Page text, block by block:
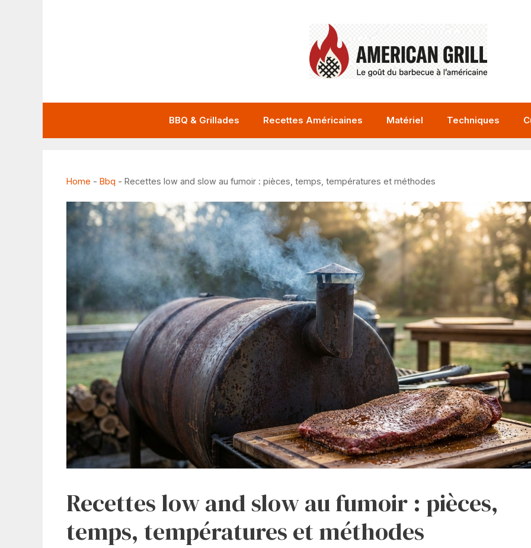
BBQ & Grillades Recettes Américaines Matériel Techniques
Home - Bbq - Recettes low and slow au fumoir : pièces, temps, températures et méthodes
Recettes low and slow au fumoir : pièces,
temps, températures et méthodes